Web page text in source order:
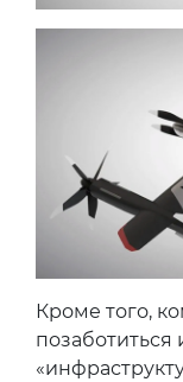
Кроме того,